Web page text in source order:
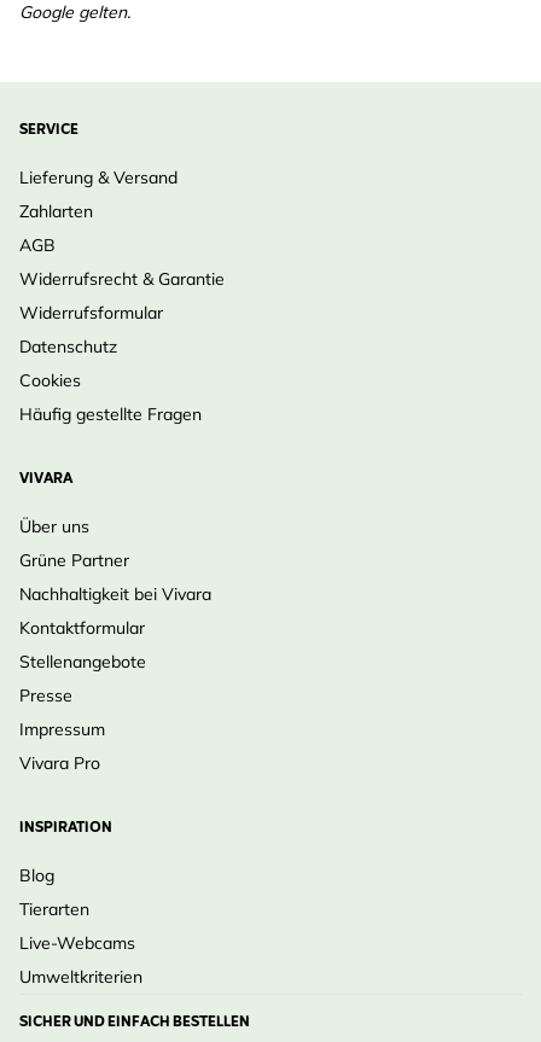
Google gelten.
SERVICE
Lieferung & Versand
Zahlarten
AGB
Widerrufsrecht & Garantie
Widerrufsformular
Datenschutz
Cookies
Häufig gestellte Fragen
VIVARA
Über uns
Grüne Partner
Nachhaltigkeit bei Vivara
Kontaktformular
Stellenangebote
Presse
Impressum
Vivara Pro
INSPIRATION
Blog
Tierarten
Live-Webcams
Umweltkriterien
SICHER UND EINFACH BESTELLEN